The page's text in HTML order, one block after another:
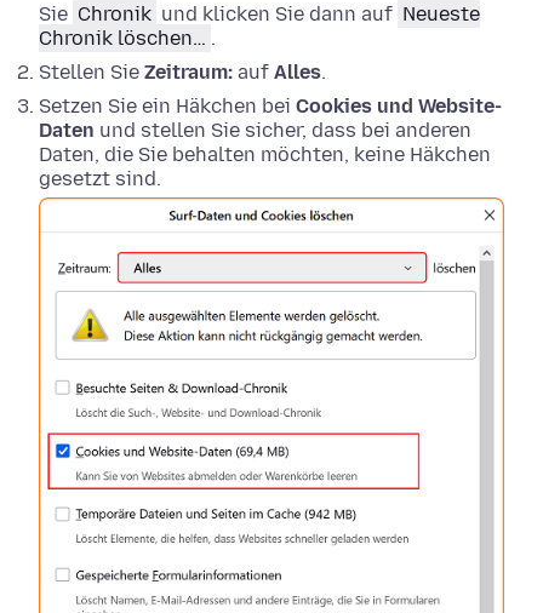
Sie Chronik und klicken Sie dann auf Neueste
Chronik löschen… .
Stellen Sie Zeitraum: auf Alles.
Setzen Sie ein Häkchen bei Cookies und Website-
Daten und stellen Sie sicher, dass bei anderen
Daten, die Sie behalten möchten, keine Häkchen
gesetzt sind.